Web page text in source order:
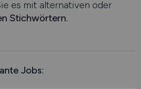
es mit alternativen oder
Stichwörtern.
Jobs: